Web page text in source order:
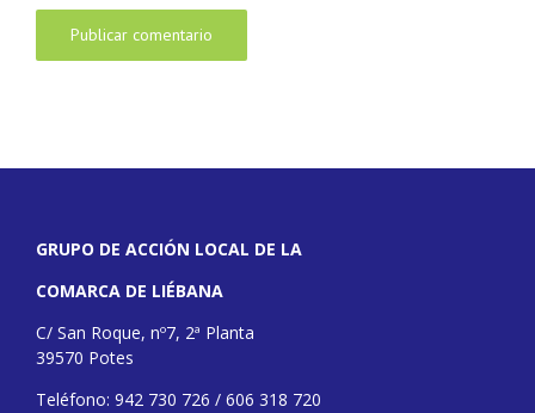
GRUPO DE ACCIÓN LOCAL DE LA
COMARCA DE LIÉBANA
C/ San Roque, nº7, 2ª Planta
39570 Potes
Teléfono: 942 730 726 / 606 318 720